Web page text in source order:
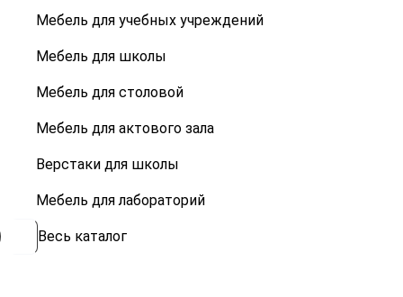
Мебель для учебных учреждений
Мебель для школы
Мебель для столовой
Мебель для актового зала
Верстаки для школы
Мебель для лабораторий
Весь каталог